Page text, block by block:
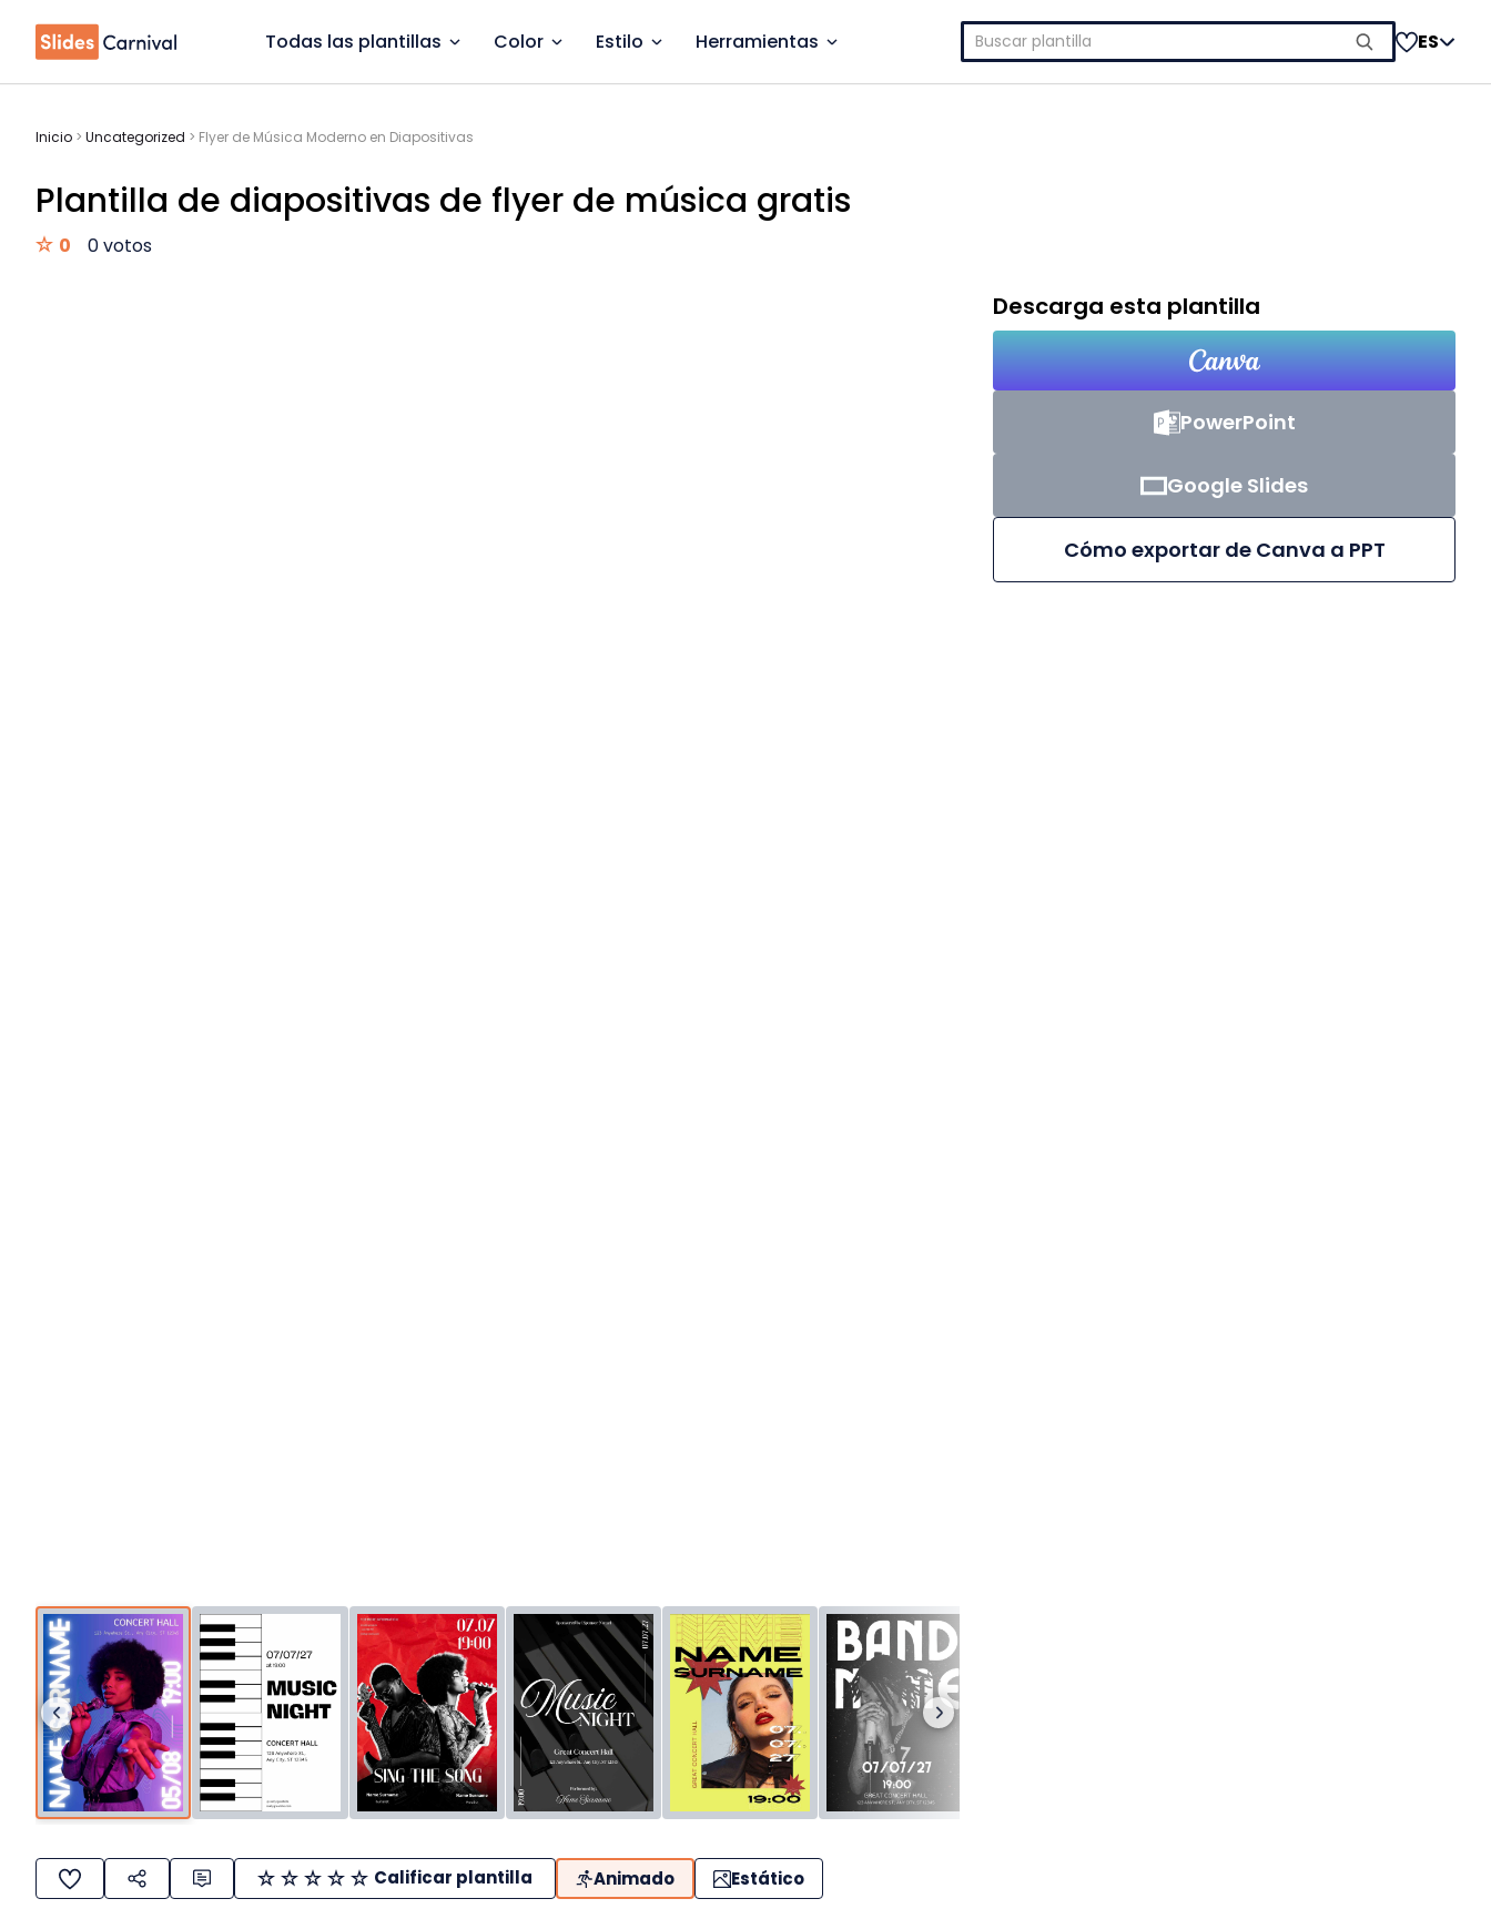
Todas las plantillas Color Estilo Herramientas Buscar: ES
Inicio > Uncategorized > Flyer de Música Moderno en Diapositivas
Plantilla de diapositivas de flyer de música gratis
0 0 votos
Calificar plantilla Animado Estático
Descarga esta plantilla
PowerPoint
Google Slides
Cómo exportar de Canva a PPT